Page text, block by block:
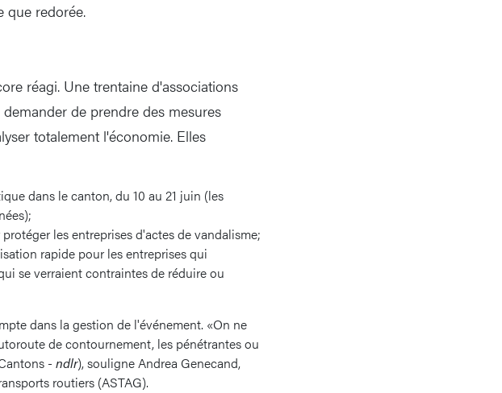
que redorée.
réagi. Une trentaine d'associations
de prendre des mesures
totalement l'économie. Elles
dans le canton, du 10 au 21 juin (les
les entreprises d'actes de vandalisme;
rapide pour les entreprises qui
se verraient contraintes de réduire ou
dans la gestion de l'événement. «On ne
de contournement, les pénétrantes ou
- ndlr), souligne Andrea Genecand,
routiers (ASTAG).